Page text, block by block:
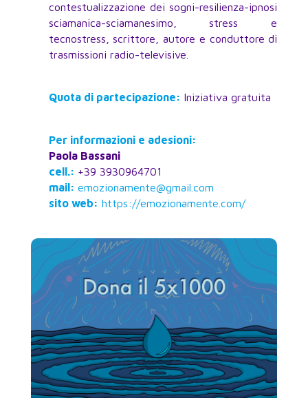
contestualizzazione dei sogni-resilienza-ipnosi
sciamanica-sciamanesimo, stress e
tecnostress, scrittore, autore e conduttore di
trasmissioni radio-televisive.
Quota di partecipazione: Iniziativa gratuita
Per informazioni e adesioni:
Paola Bassani
cell.: +39 3930964701
mail: emozionamente@gmail.com
sito web: https://emozionamente.com/